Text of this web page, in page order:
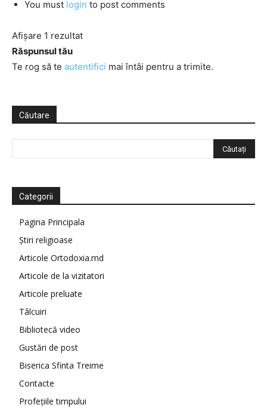
You must login to post comments
Afișare 1 rezultat
Răspunsul tău
Te rog să te autentifici mai întâi pentru a trimite.
Căutare
Categorii
Pagina Principala
Știri religioase
Articole Ortodoxia.md
Articole de la vizitatori
Articole preluate
Tâlcuiri
Bibliotecă video
Gustări de post
Biserica Sfinta Treime
Contacte
Profețiile timpului